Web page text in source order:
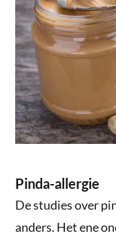
Pinda-allergie
De studies over
anders. Het ene